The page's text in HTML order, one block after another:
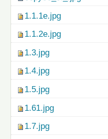
1.1.1e.jpg
1.1.2e.jpg
1.3.jpg
1.4.jpg
1.5.jpg
1.61.jpg
1.7.jpg